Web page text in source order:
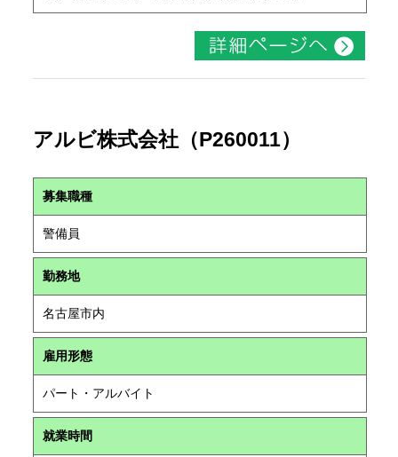
アルビ株式会社（P260011）
募集職種
警備員
勤務地
名古屋市内
雇用形態
パート・アルバイト
就業時間